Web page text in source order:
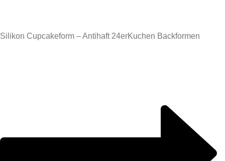
Silikon Cupcakeform – Antihaft 24erKuchen Backformen